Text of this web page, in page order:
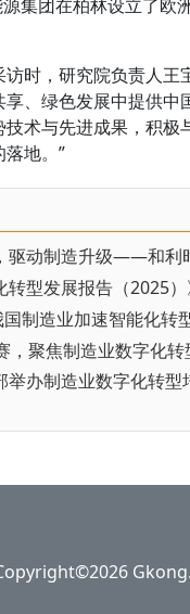
集团在柏林设立了欧
时，研究院负责人王
、绿色发展中提供
术与先进成果，积
地。”
国制造业加速智能化转